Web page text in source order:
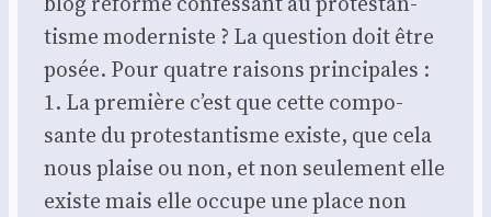
tisme moder­niste ? La ques­tion doit être
posée. Pour quatre rai­sons prin­ci­pales :
1. La pre­mière c’est que cette com­po­
sante du pro­tes­tan­tisme existe, que cela
nous plaise ou non, et non seule­ment elle
existe mais elle occupe une place non